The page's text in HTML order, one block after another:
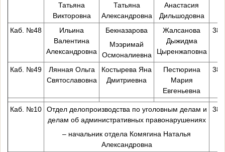
Татьяна
Викторовна
Татьяна
Александровна
Анастасия
Дильшодовна
Каб. №48
Ильина
Валентина
Александровна
Бекназарова
Мээримай
Осмоналиевна
Жалсанова
Дыжидма
Цыренжаповна
38-
Каб. №49
Лянная Ольга
Святославовна
Костырева Яна
Дмитриевна
Пестюрина
Мария
Евгеньевна
38-
Каб. №10
Отдел делопроизводства по уголовным делам и
делам об административных правонарушениях
– начальник отдела Комягина Наталья
Александровна
38-